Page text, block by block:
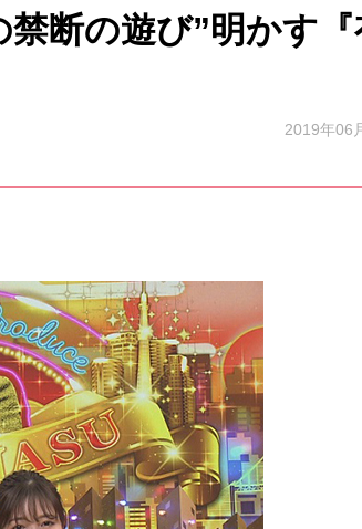
断の遊び”明かす『
2019年06